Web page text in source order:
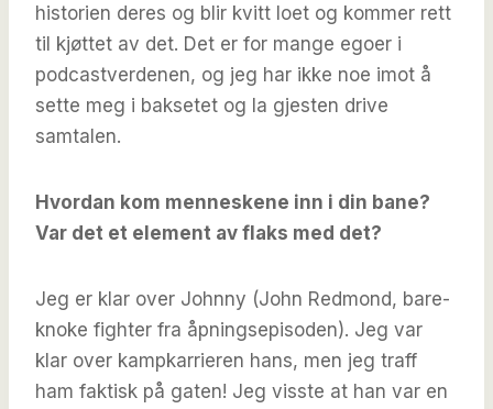
historien deres og blir kvitt loet og kommer rett
til kjøttet av det. Det er for mange egoer i
podcastverdenen, og jeg har ikke noe imot å
sette meg i baksetet og la gjesten drive
samtalen.
Hvordan kom menneskene inn i din bane?
Var det et element av flaks med det?
Jeg er klar over Johnny (John Redmond, bare-
knoke fighter fra åpningsepisoden). Jeg var
klar over kampkarrieren hans, men jeg traff
ham faktisk på gaten! Jeg visste at han var en